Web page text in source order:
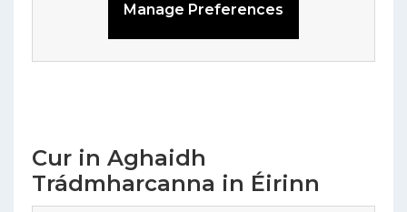
Manage Preferences
Cur in Aghaidh
Trádmharcanna in Éirinn